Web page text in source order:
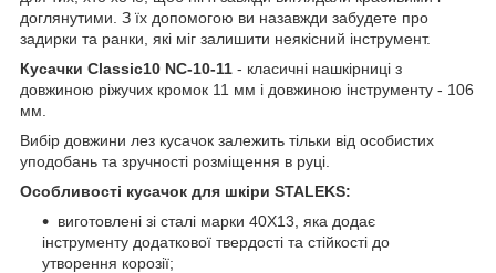
доглянутими. З їх допомогою ви назавжди забудете про
задирки та ранки, які міг залишити неякісний інструмент.
Кусачки Classic10 NC-10-11 - класичні нашкірниці з
довжиною ріжучих кромок 11 мм і довжиною інструменту - 106
мм.
Вибір довжини лез кусачок залежить тільки від особистих
уподобань та зручності розміщення в руці.
Особливості кусачок для шкіри STALEKS:
виготовлені зі сталі марки 40Х13, яка додає
інструменту додаткової твердості та стійкості до
утворення корозії;